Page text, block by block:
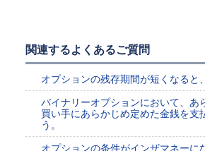
関連するよくあるご質問
オプションの残存期間が短くなると
バイナリーオプションにおいて、あ
買い手にあらかじめ定めた金銭を
う。
オプションの条件がインザマネーに